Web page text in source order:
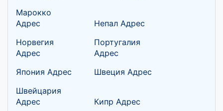
Марокко
Адрес
Непал Адрес
Норвегия
Адрес
Португалия
Адрес
Япония Адрес
Швеция Адрес
Швейцария
Адрес
Кипр Адрес